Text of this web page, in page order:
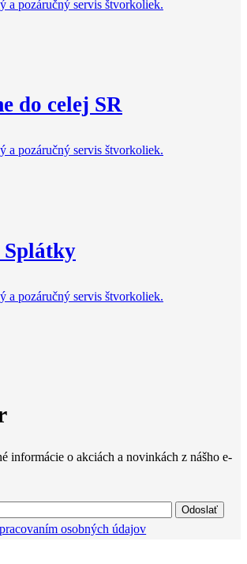
a pozáručný servis štvorkoliek.
do celej SR
a pozáručný servis štvorkoliek.
a pozáručný servis štvorkoliek.
informácie o akciách a novinkách z nášho e-
Odoslať
osobných údajov